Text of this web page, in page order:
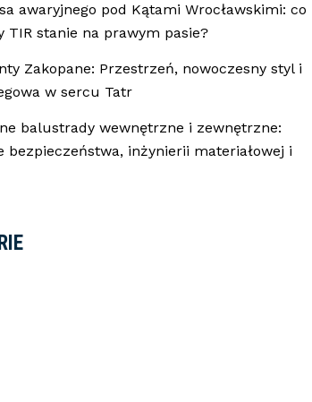
awaryjnego pod Kątami Wrocławskimi: co
TIR stanie na prawym pasie?
Zakopane: Przestrzeń, nowoczesny styl i
w sercu Tatr
balustrady wewnętrzne i zewnętrzne:
bezpieczeństwa, inżynierii materiałowej i